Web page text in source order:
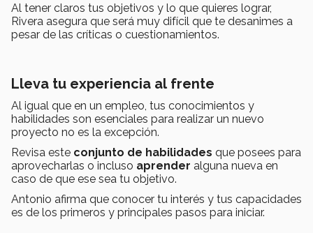
Al tener claros tus objetivos y lo que quieres lograr,
Rivera asegura que será muy difícil que te desanimes a
pesar de las críticas o cuestionamientos.
Lleva tu experiencia al frente
Al igual que en un empleo, tus conocimientos y
habilidades son esenciales para realizar un nuevo
proyecto no es la excepción.
Revisa este conjunto de habilidades que posees para
aprovecharlas o incluso aprender alguna nueva en
caso de que ese sea tu objetivo.
Antonio afirma que conocer tu interés y tus capacidades
es de los primeros y principales pasos para iniciar.